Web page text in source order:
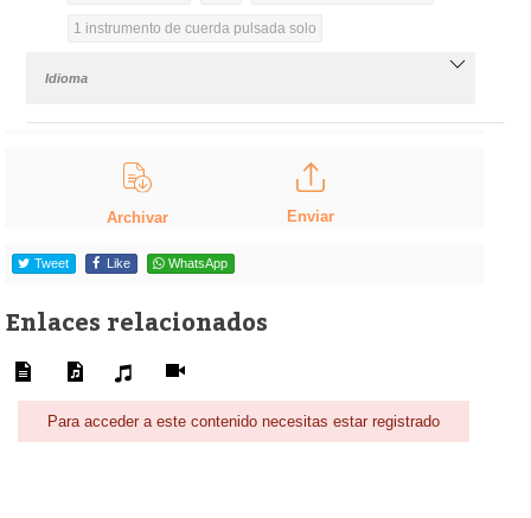
1 instrumento de cuerda pulsada solo
Idioma
Archivar Enviar
Tweet Like WhatsApp
Enlaces relacionados
Para acceder a este contenido necesitas estar registrado